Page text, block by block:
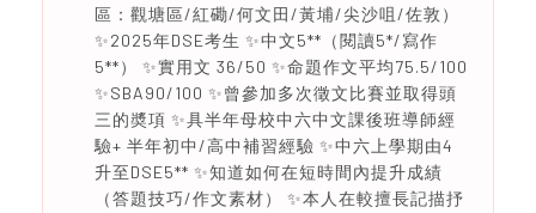
區：觀塘區/紅磡/何文田/黃埔/尖沙咀/佐敦）
✨2025年DSE考生 ✨中文5**（閱讀5*/寫作
5**） ✨實用文 36/50 ✨命題作文平均75.5/100
✨SBA90/100 ✨曾參加多次徵文比賽並取得頭
三的奬項 ✨具半年母校中六中文課後班導師經
驗+ 半年初中/高中補習經驗 ✨中六上學期由4
升至DSE5** ✨知道如何在短時間內提升成績
（答題技巧/作文素材） ✨本人在較擅長記描抒